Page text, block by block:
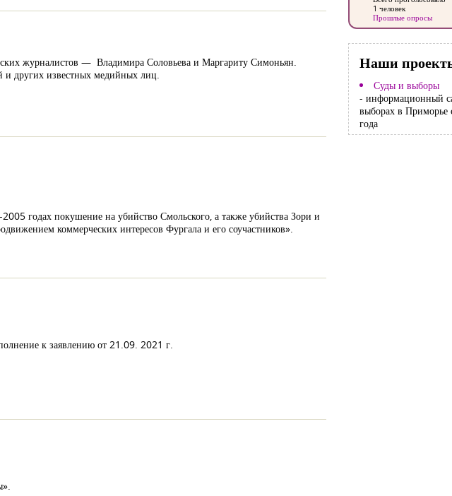
журналистов — Владимира Соловьева и Маргариту Симоньян.
и других известных медийных лиц.
годах покушение на убийство Смольского, а также убийства Зори и
коммерческих интересов Фургала и его соучастников».
к заявлению от 21.09. 2021 г.
1 человек
Прошлые опросы
Наши
Суды и выборы
- информационный
выборах в Приморье
года